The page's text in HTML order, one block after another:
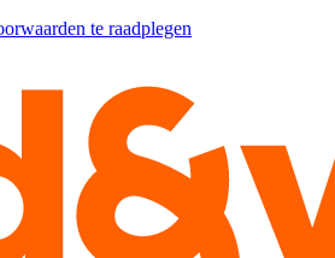
te raadplegen